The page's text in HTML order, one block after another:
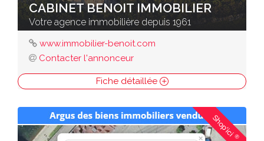
CABINET BENOIT IMMOBILIER
Votre agence immobilière depuis 1961
www.immobilier-benoit.com
Contacter l'annonceur
Fiche détaillée
Shop'ici®